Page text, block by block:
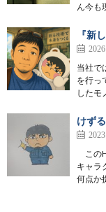
ん今も
『新
当社で
を行っ
したモ
けず
この
キャラ
何点か